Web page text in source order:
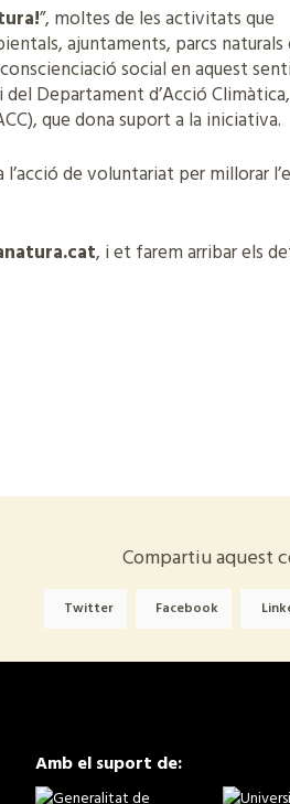
”, moltes de les activitats que
ajuntaments, parcs naturals
social en aquest
Departament d’Acció Climàtica,
que dona suport a la iniciativa.
de voluntariat per millorar
, i et farem arribar els
Compartiu aquest
Twitter Facebook
Amb el suport de: